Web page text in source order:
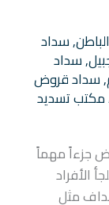
,سداد
,سداد
,سداد قروض
مكتب تسديد
جزءاً مهماً
الأفراد
مثل